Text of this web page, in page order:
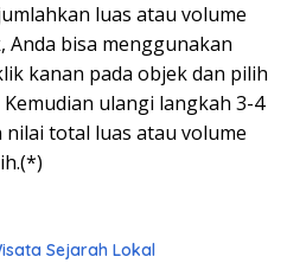
luas atau volume
Anda bisa menggunakan
kanan pada objek dan pilih
Kemudian ulangi langkah 3-4
total luas atau volume
Sejarah Lokal